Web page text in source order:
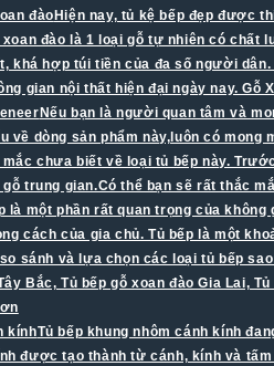
đào Hiện nay, tủ kệ bếp đẹp được
xoan đào là 1 loại gỗ tự nhiên có chất
khá hợp túi tiền của đa số người
gian nội thất hiện đại ngày nay.
Nếu bạn là người quan tâm và
về dòng sản phẩm này,luôn có
chưa biết về loại tủ bếp này.
trung gian.Có thể bạn sẽ rất thắc
là một phần rất quan trọng của
cách của gia chủ. Tủ bếp là một
sánh và lựa chọn các loại tủ bếp
Bắc, Tủ bếp gỗ xoan đào Gia Lai,
kínhTủ bếp khung nhôm cánh kính
được tạo thành từ cánh, kính và